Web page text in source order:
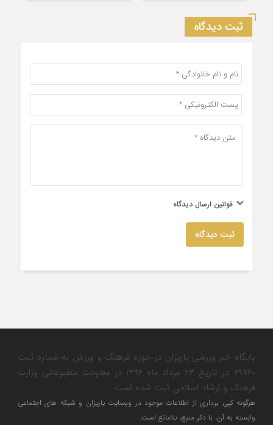
ثبت دیدگاه
قوانین ارسال دیدگاه
ثبت دیدگاه
پایگاه خبر ورزشی یاریزان در حوزه فرهنگ و ورزش به شماره ثبت
۷۹۷۶۰ در تاریخ ۲۳ مرداد ماه ۱۳۹۶ در معاونت مطبوعاتی وزارت
فرهنگ و ارشاد اسلامی ثبت شده است.
هرگونه کپی برداری از اطلاعات موجود در وبسایت یاریزان و شبکه های اجتماعی
وابسته به آن، با ذکر منبع، بلامانع است.